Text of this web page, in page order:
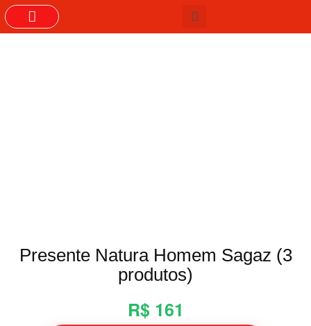
Presente Natura Homem Sagaz (3
produtos)
R$ 161